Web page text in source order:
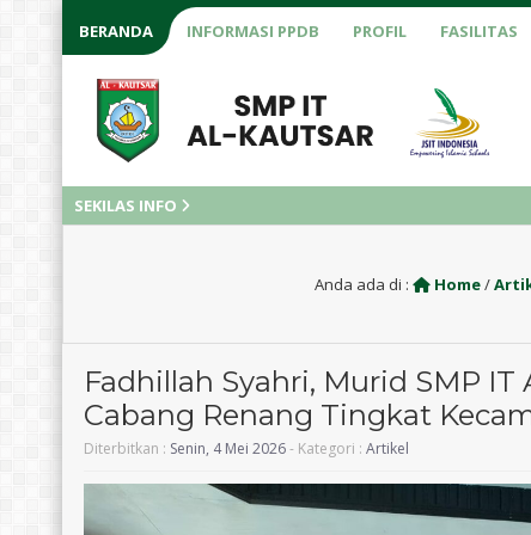
BERANDA INFORMASI PPDB PROFIL FASILITAS
SEKILAS INFO
Anda ada di : Home/
Fadhillah Syahri, Murid SMP IT
Cabang Renang Tingkat
Diterbitkan : Senin, 4 Mei 2026- Kategori : Artikel